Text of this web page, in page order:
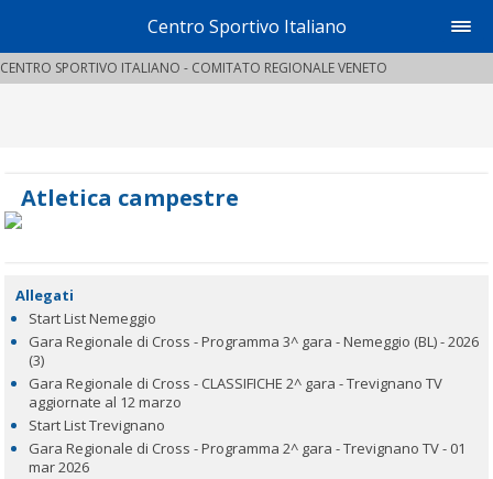
Centro Sportivo Italiano
CENTRO SPORTIVO ITALIANO - COMITATO REGIONALE VENETO
Atletica campestre
Allegati
Start List Nemeggio
Gara Regionale di Cross - Programma 3^ gara - Nemeggio (BL) - 2026
(3)
Gara Regionale di Cross - CLASSIFICHE 2^ gara - Trevignano TV
aggiornate al 12 marzo
Start List Trevignano
Gara Regionale di Cross - Programma 2^ gara - Trevignano TV - 01
mar 2026